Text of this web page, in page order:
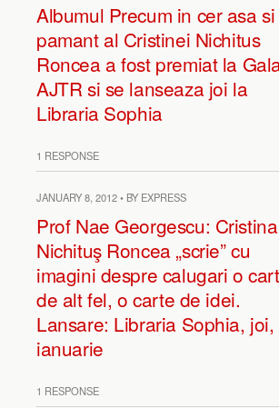
Albumul Precum in cer asa
pamant al Cristinei Nichitus
Roncea a fost premiat la
AJTR si se lanseaza joi la
Libraria Sophia
1 RESPONSE
JANUARY 8, 2012 • BY EXPRESS
Prof Nae Georgescu: Cristina
Nichituş Roncea „scrie” cu
imagini despre calugari o
de alt fel, o carte de idei.
Lansare: Libraria Sophia,
ianuarie
1 RESPONSE